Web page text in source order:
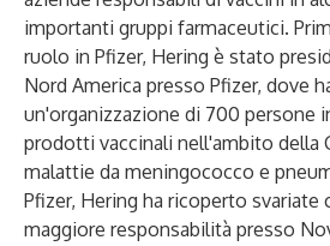
importanti gruppi farmaceutici.
ruolo in Pfizer, Hering è stato
Nord America presso Pfizer, dove
un'organizzazione di 700 persone
prodotti vaccinali nell'ambito della
malattie da meningococco e
Pfizer, Hering ha ricoperto svariate
maggiore responsabilità presso